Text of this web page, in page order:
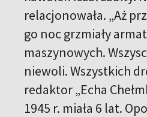
relacjonowała. „Aż
go noc grzmiały
maszynowych.
niewoli. Wszystkich
redaktor „Echa
1945 r. miała 6 lat.